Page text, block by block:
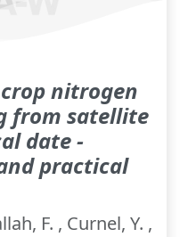
nitrogen
from satellite
date -
practical
F. , Curnel, Y. ,